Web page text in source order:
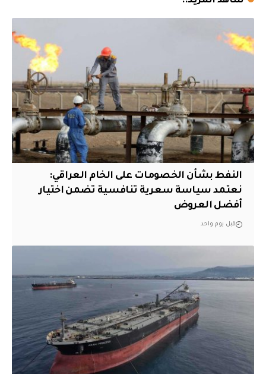
النفط بشأن الخصومات على الخام العراقي:
نعتمد سياسة سعرية تنافسية تضمن اختيار
أفضل العروض
قبل يوم واحد